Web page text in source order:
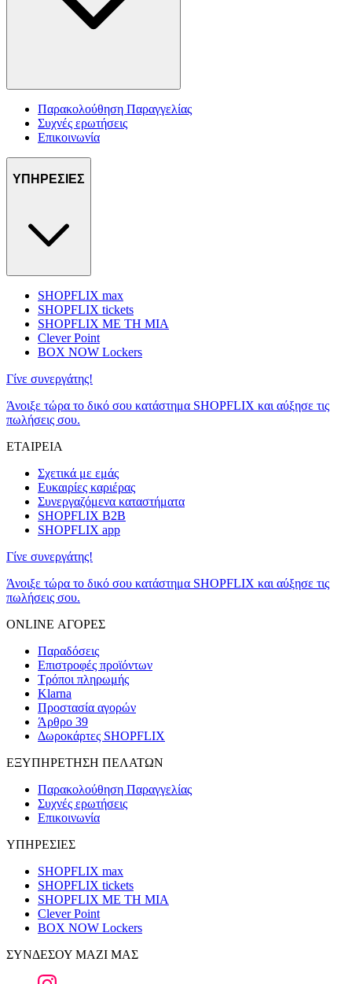
Παρακολούθηση Παραγγελίας
Συχνές ερωτήσεις
Επικοινωνία
ΥΠΗΡΕΣΙΕΣ
SHOPFLIX max
SHOPFLIX tickets
SHOPFLIX ΜΕ ΤΗ ΜΙΑ
Clever Point
BOX NOW Lockers
Γίνε συνεργάτης!
Άνοιξε τώρα το δικό σου κατάστημα SHOPFLIX και αύξησε τις
πωλήσεις σου.
ΕΤΑΙΡΕΙΑ
Σχετικά με εμάς
Ευκαιρίες καριέρας
Συνεργαζόμενα καταστήματα
SHOPFLIX B2B
SHOPFLIX app
Γίνε συνεργάτης!
Άνοιξε τώρα το δικό σου κατάστημα SHOPFLIX και αύξησε τις
πωλήσεις σου.
ONLINE ΑΓΟΡΕΣ
Παραδόσεις
Επιστροφές προϊόντων
Τρόποι πληρωμής
Klarna
Προστασία αγορών
Άρθρο 39
Δωροκάρτες SHOPFLIX
ΕΞΥΠΗΡΕΤΗΣΗ ΠΕΛΑΤΩΝ
Παρακολούθηση Παραγγελίας
Συχνές ερωτήσεις
Επικοινωνία
ΥΠΗΡΕΣΙΕΣ
SHOPFLIX max
SHOPFLIX tickets
SHOPFLIX ΜΕ ΤΗ ΜΙΑ
Clever Point
BOX NOW Lockers
ΣΥΝΔΕΣΟΥ ΜΑΖΙ ΜΑΣ